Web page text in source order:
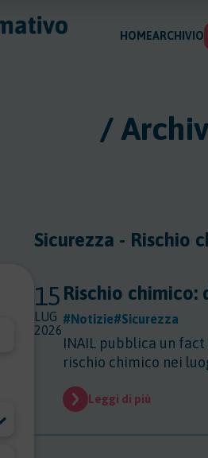
HOMEARCHIVIO
/
Sicurezza - Rischio
15
LUG
2026
Rischio chimico:
#Notizie#Sicurezza
INAIL pubblica un
rischio chimico nei
Leggi di più